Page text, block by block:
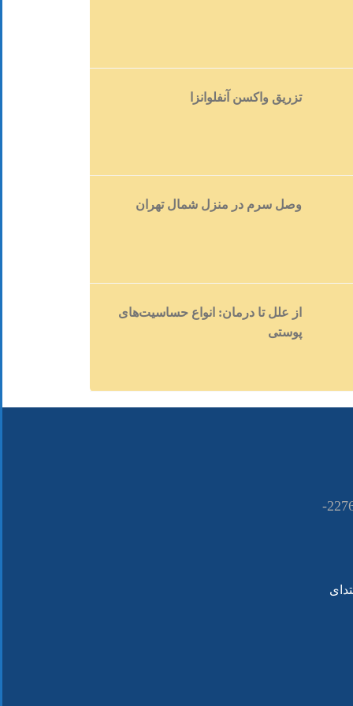
تزریق واکسن آنفلوانزا
وصل سرم در منزل شمال تهران
از علل تا درمان: انواع حساسیت‌های
پوستی
021-22766090 ــــ 22766080-